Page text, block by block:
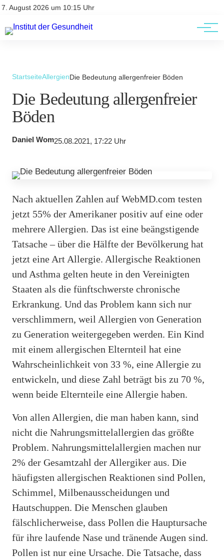
7. August 2026 um 10:15 Uhr
Kontakt
Kontakt
AGBs
StartseiteAllergienDie Bedeutung allergenfreier Böden
Die Bedeutung allergenfreier
Böden
Daniel Wom25.08.2021, 17:22 Uhr
Nach aktuellen Zahlen auf WebMD.com testen
jetzt 55% der Amerikaner positiv auf eine oder
mehrere Allergien. Das ist eine beängstigende
Tatsache – über die Hälfte der Bevölkerung hat
jetzt eine Art Allergie. Allergische Reaktionen
und Asthma gelten heute in den Vereinigten
Staaten als die fünftschwerste chronische
Erkrankung. Und das Problem kann sich nur
verschlimmern, weil Allergien von Generation
zu Generation weitergegeben werden. Ein Kind
mit einem allergischen Elternteil hat eine
Wahrscheinlichkeit von 33 %, eine Allergie zu
entwickeln, und diese Zahl beträgt bis zu 70 %,
wenn beide Elternteile eine Allergie haben.
Von allen Allergien, die man haben kann, sind
nicht die Nahrungsmittelallergien das größte
Problem. Nahrungsmittelallergien machen nur
2% der Gesamtzahl der Allergiker aus. Die
häufigsten allergischen Reaktionen sind Pollen,
Schimmel, Milbenausscheidungen und
Hautschuppen. Die Menschen glauben
fälschlicherweise, dass Pollen die Hauptursache
für ihre laufende Nase und tränende Augen sind.
Pollen ist nur eine Ursache. Die Tatsache, dass